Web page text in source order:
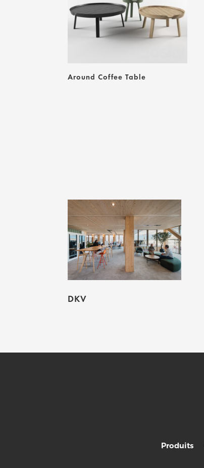
Around Coffee Table
DKV
Produits